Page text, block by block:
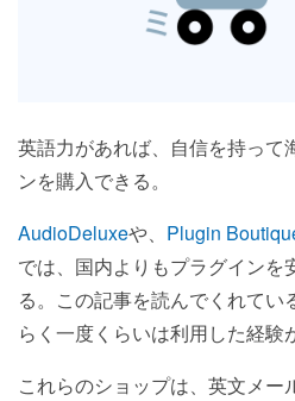
英語力があれば、自信を持って
ンを購入できる。
AudioDeluxeや、 Plugin
では、国内よりもプラグインを
る。この記事を読んでくれてい
らく一度くらいは利用した経験
これらのショップは、英文メー